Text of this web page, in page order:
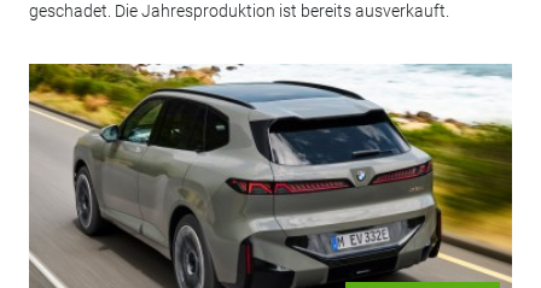
geschadet. Die Jahresproduktion ist bereits ausverkauft.